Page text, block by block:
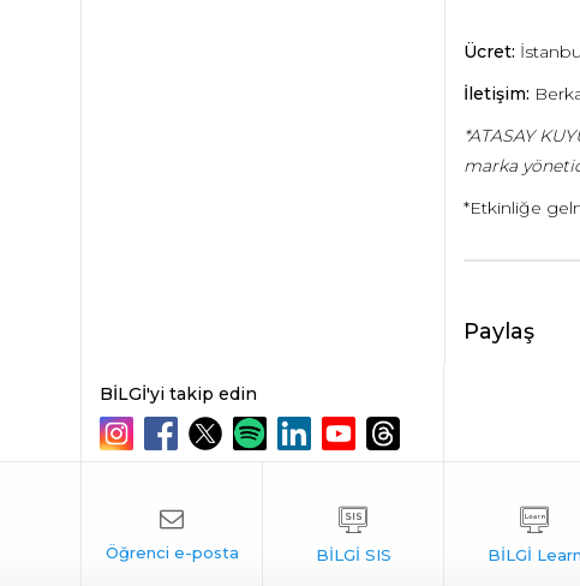
Ücret:
İletişim:
*ATASAY
marka
*Etkinliğe
Paylaş
BİLGİ'yi takip edin